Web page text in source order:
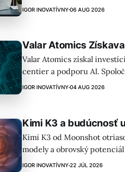
rozvíjať sa a robiť odvážne
IGOR INOVATÍVNY 06 AUG 2026
Valar Atomics
Valar Atomics získal
centier a podporu AI.
energiou a zrýchľuje výrobu
IGOR INOVATÍVNY 04 AUG 2026
Kimi K3 a budúcnosť
Kimi K3 od Moonshot
modely a obrovský
Rockefellerovu spoločnosť –
IGOR INOVATÍVNY 22 JÚL 2026